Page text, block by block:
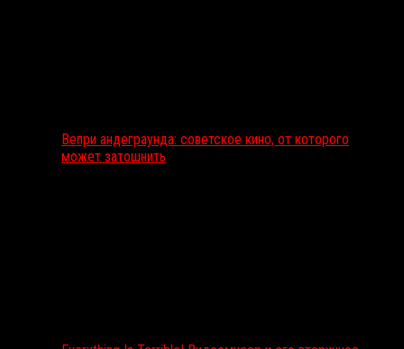
Вепри андеграунда: советское кино, от которого
может затошнить